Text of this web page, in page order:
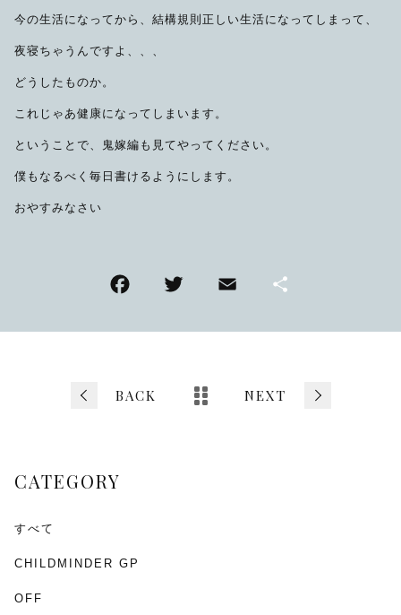
今の生活になってから、結構規則正しい生活になってしまって、
夜寝ちゃうんですよ、、、
どうしたものか。
これじゃあ健康になってしまいます。
ということで、鬼嫁編も見てやってください。
僕もなるべく毎日書けるようにします。
おやすみなさい
b
BACK NEXT
CATEGORY
すべて
CHILDMINDER GP
OFF